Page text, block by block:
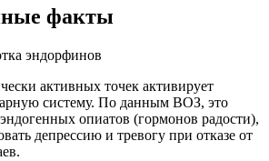
факты
эндорфинов
активных точек активирует
систему. По данным ВОЗ, это
опиатов (гормонов радости),
депрессию и тревогу при отказе от